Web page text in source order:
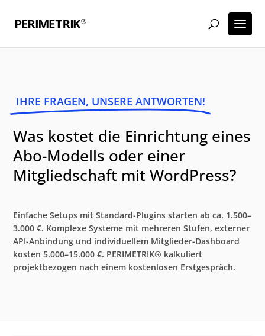
IHRE FRAGEN, UNSERE ANTWORTEN!
Was kostet die Einrichtung eines
Abo-Modells oder einer
Mitgliedschaft mit WordPress?
Einfache Setups mit Standard-Plugins starten ab ca. 1.500–
3.000 €. Komplexe Systeme mit mehreren Stufen, externer
API-Anbindung und individuellem Mitglieder-Dashboard
kosten 5.000–15.000 €. PERIMETRIK® kalkuliert
projektbezogen nach einem kostenlosen Erstgespräch.